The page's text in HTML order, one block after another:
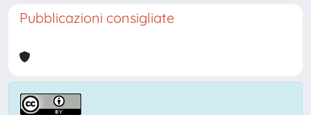
Pubblicazioni consigliate